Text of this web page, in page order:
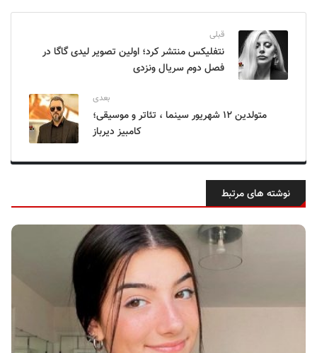
قبلی
نتفلیکس منتشر کرد؛ اولین تصویر لیدی گاگا در
فصل دوم سریال ونزدی
بعدی
متولدین ۱۲ شهریور سینما ، تئاتر و موسیقی؛
کامبیز دیرباز
نوشته های مرتبط